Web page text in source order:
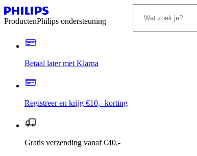
ProductenPhilips ondersteuning
Betaal later met Klarna
Registreer en krijg €10,- korting
Gratis verzending vanaf €40,-